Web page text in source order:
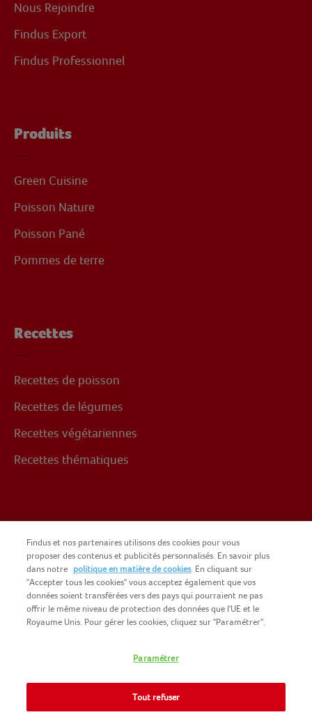
Nous Rejoindre
Findus Export
Findus Professionnel
Produits
Green Cuisine
Poisson Nature
Poisson Pané
Pommes de terre
Recettes
Recettes de poisson
Recettes de légumes
Recettes végétariennes
Recettes thématiques
Facebook
NOMAD FOODS
CGU DU SITE
INFORMATIONS LÉGALES
Findus et nos partenaires utilisons des cookies pour vous
proposer des contenus et publicités personnalisés. En savoir plus
dans notre politique en matière de cookies. En cliquant sur
"Accepter tous les cookies" vous acceptez également que vos
données soient transférées vers des pays qui pourraient ne pas
offrir le même niveau de protection des données que l'UE et le
Royaume Unis. Pour gérer les cookies, cliquez sur "Paramétrer".
Paramétrer
Tout refuser